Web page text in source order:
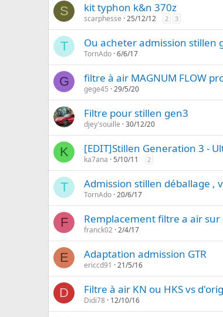
S kit typhon k&n 370z
scarphesse 25/12/12 2 3
T Ou acheter admission stillen
TornAdo 6/6/17
G filtre à air MAGNUM FLOW
gege45 29/5/20
Filtre pour stillen gen3
djey'souille 30/12/20
K [EDIT]Stillen Generation 3 -
ka7ana 5/10/11 2
T Admission stillen déballage ,
TornAdo 20/6/17
F Remplacement filtre a air sur
franck02 2/4/17
E Adaptation admission GTR
ericcd91 21/5/16
D Filtre à air KN ou HKS vs
Didi78 12/10/16